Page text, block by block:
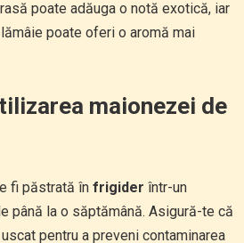
rasă poate adăuga o notă exotică, iar
poate oferi o aromă mai
maionezei de
fi păstrată în frigider într-un
până la o săptămână. Asigură-te că
pentru a preveni contaminarea